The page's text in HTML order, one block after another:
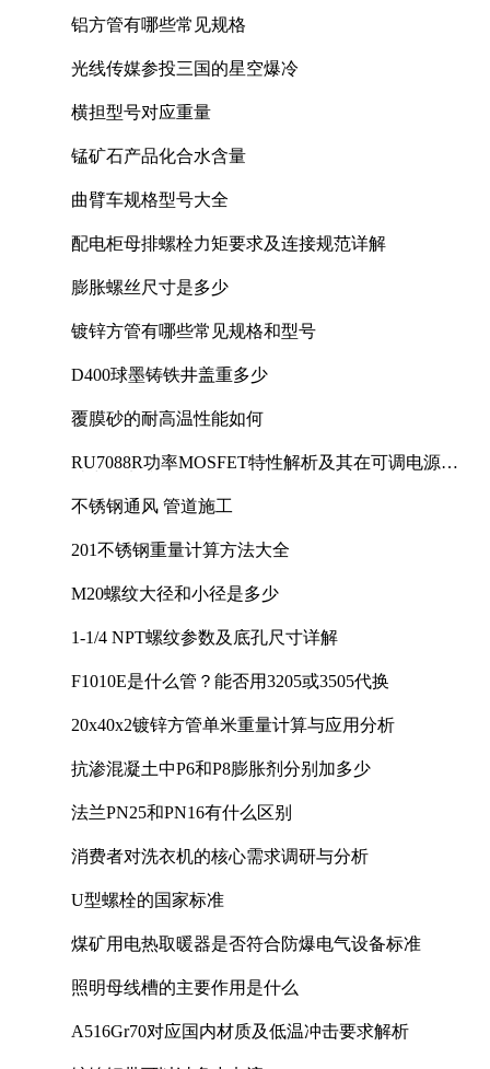
铝方管有哪些常见规格
光线传媒参投三国的星空爆冷
横担型号对应重量
锰矿石产品化合水含量
曲臂车规格型号大全
配电柜母排螺栓力矩要求及连接规范详解
膨胀螺丝尺寸是多少
镀锌方管有哪些常见规格和型号
D400球墨铸铁井盖重多少
覆膜砂的耐高温性能如何
RU7088R功率MOSFET特性解析及其在可调电源设
不锈钢通风 管道施工
201不锈钢重量计算方法大全
M20螺纹大径和小径是多少
1-1/4 NPT螺纹参数及底孔尺寸详解
F1010E是什么管？能否用3205或3505代换
20x40x2镀锌方管单米重量计算与应用分析
抗渗混凝土中P6和P8膨胀剂分别加多少
法兰PN25和PN16有什么区别
消费者对洗衣机的核心需求调研与分析
U型螺栓的国家标准
煤矿用电热取暖器是否符合防爆电气设备标准
照明母线槽的主要作用是什么
A516Gr70对应国内材质及低温冲击要求解析